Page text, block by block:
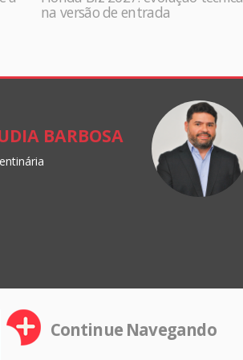
na versão de entrada
BARBOSA
Continue Navegando